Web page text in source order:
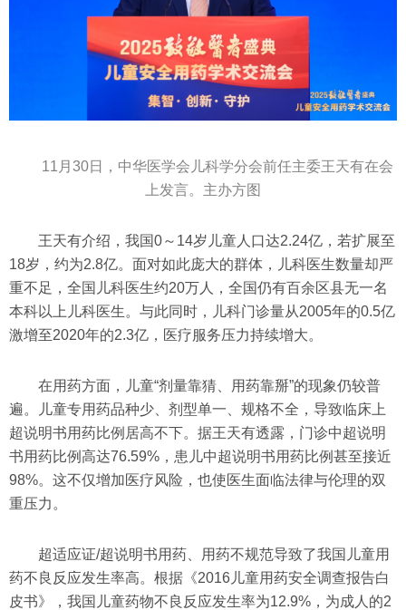
11月30日，中华医学会儿科学分会前任主委王天有在会
上发言。主办方图
王天有介绍，我国0～14岁儿童人口达2.24亿，若扩展至
18岁，约为2.8亿。面对如此庞大的群体，儿科医生数量却严
重不足，全国儿科医生约20万人，全国仍有百余区县无一名
本科以上儿科医生。与此同时，儿科门诊量从2005年的0.5亿
激增至2020年的2.3亿，医疗服务压力持续增大。
在用药方面，儿童“剂量靠猜、用药靠掰”的现象仍较普
遍。儿童专用药品种少、剂型单一、规格不全，导致临床上
超说明书用药比例居高不下。据王天有透露，门诊中超说明
书用药比例高达76.59%，患儿中超说明书用药比例甚至接近
98%。这不仅增加医疗风险，也使医生面临法律与伦理的双
重压力。
超适应证/超说明书用药、用药不规范导致了我国儿童用
药不良反应发生率高。根据《2016儿童用药安全调查报告白
皮书》，我国儿童药物不良反应发生率为12.9%，为成人的2